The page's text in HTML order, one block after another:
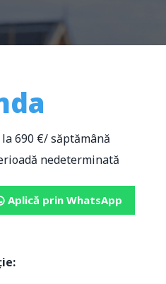
690 €/ săptămână
nedeterminată
Aplică prin WhatsApp